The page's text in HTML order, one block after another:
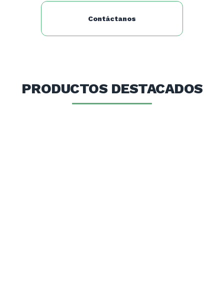
Conexión:Ø1/2”
2 unidadades de 60x40 cm
T° máximo de trabajo:
Contáctanos
PRODUCTOS DESTACADOS